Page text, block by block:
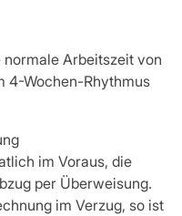
Arbeitszeit von
4-Wochen-Rhythmus
im Voraus, die
per Überweisung.
im Verzug, so ist